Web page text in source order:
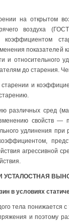
на открытом
воздуха
коэффициентом
показателей
и относительного
до старения.
старении и
различных сред
свойств —
удлинения при
агрессивной
УСТАЛОСТНАЯ
в условиях
тела понижается
и поэтому